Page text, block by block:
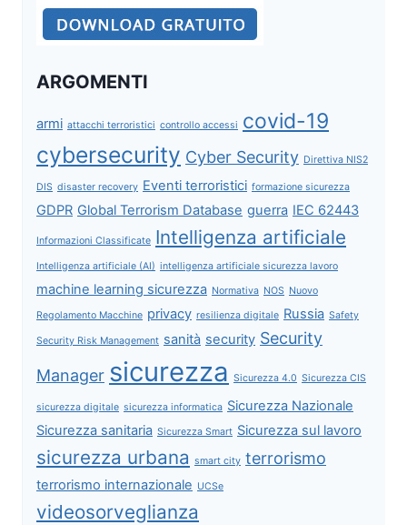
ARGOMENTI
armi attacchi terroristici controllo accessi covid-19
cybersecurity Cyber Security Direttiva NIS2
DIS disaster recovery Eventi terroristici formazione sicurezza
GDPR Global Terrorism Database guerra IEC 62443
Informazioni Classificate Intelligenza artificiale
Intelligenza artificiale (AI) intelligenza artificiale sicurezza lavoro
machine learning sicurezza Normativa NOS Nuovo
Regolamento Macchine privacy resilienza digitale Russia Safety
Security Risk Management sanità security Security
Manager sicurezza Sicurezza 4.0 Sicurezza CIS
sicurezza digitale sicurezza informatica Sicurezza Nazionale
Sicurezza sanitaria Sicurezza Smart Sicurezza sul lavoro
sicurezza urbana smart city terrorismo
terrorismo internazionale UCSe
videosorveglianza